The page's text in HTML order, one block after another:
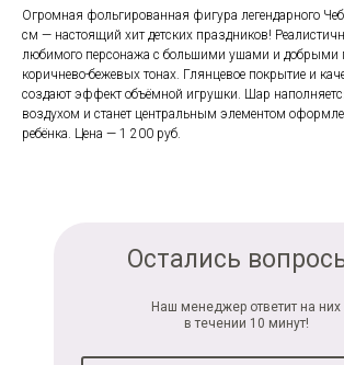
Огромная фольгированная фигура легендарного
см — настоящий хит детских праздников!
любимого персонажа с большими ушами и добрыми
коричнево-бежевых тонах. Глянцевое покрытие и
создают эффект объёмной игрушки. Шар
воздухом и станет центральным элементом
ребёнка. Цена — 1 200 руб.
Остались
Наш менеджер ответит на них
в течении 10 минут!